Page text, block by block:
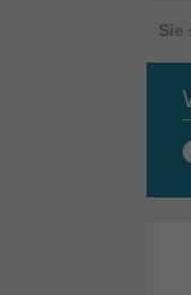
Sie